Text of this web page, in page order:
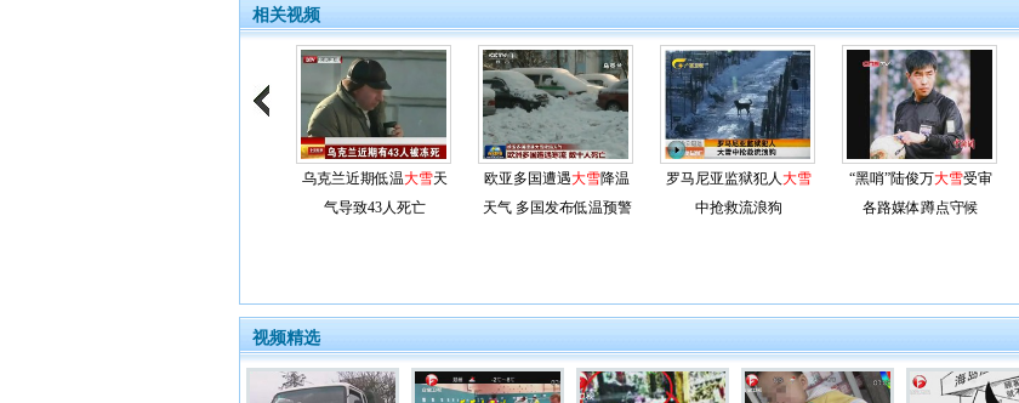
相关视频
乌克兰近期低温大雪天
气导致43人死亡
欧亚多国遭遇大雪降温
天气 多国发布低温预警
罗马尼亚监狱犯人大雪
中抢救流浪狗
“黑哨”陆俊万大雪受审
各路媒体蹲点守候
视频精选